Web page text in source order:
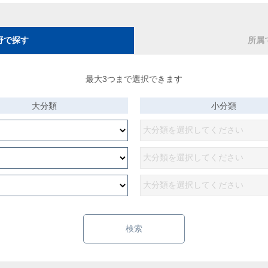
で探す 所属
最大3つまで選択できます
大分類 小分類
検索